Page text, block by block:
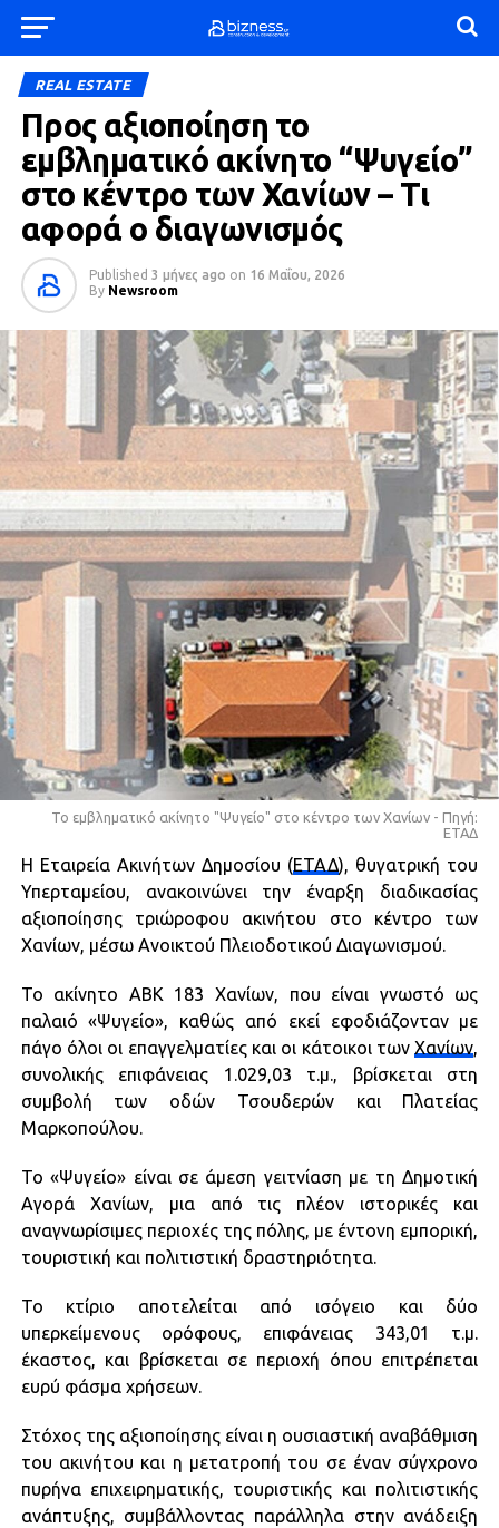
REAL ESTATE
Προς αξιοποίηση το
εμβληματικό ακίνητο “Ψυγείο”
στο κέντρο των Χανίων – Τι
αφορά ο διαγωνισμός
Published 3 μήνες ago on 16 Μαΐου, 2026
By Newsroom
Το εμβληματικό ακίνητο "Ψυγείο" στο κέντρο των Χανίων - Πηγή:
ΕΤΑΔ
H Εταιρεία Ακινήτων Δημοσίου (ΕΤΑΔ), θυγατρική του
Υπερταμείου, ανακοινώνει την έναρξη διαδικασίας
αξιοποίησης τριώροφου ακινήτου στο κέντρο των
Χανίων, μέσω Ανοικτού Πλειοδοτικού Διαγωνισμού.
Το ακίνητο ΑΒΚ 183 Χανίων, που είναι γνωστό ως
παλαιό «Ψυγείο», καθώς από εκεί εφοδιάζονταν με
πάγο όλοι οι επαγγελματίες και οι κάτοικοι τωνΧανίων,
συνολικής επιφάνειας 1.029,03 τ.μ., βρίσκεται στη
συμβολή των οδών Τσουδερών και Πλατείας
Μαρκοπούλου.
Το «Ψυγείο» είναι σε άμεση γειτνίαση με τη Δημοτική
Αγορά Χανίων, μια από τις πλέον ιστορικές και
αναγνωρίσιμες περιοχές της πόλης, με έντονη εμπορική,
τουριστική και πολιτιστική δραστηριότητα.
Το κτίριο αποτελείται από ισόγειο και δύο
υπερκείμενους ορόφους, επιφάνειας 343,01 τ.μ.
έκαστος, και βρίσκεται σε περιοχή όπου επιτρέπεται
ευρύ φάσμα χρήσεων.
Στόχος της αξιοποίησης είναι η ουσιαστική αναβάθμιση
του ακινήτου και η μετατροπή του σε έναν σύγχρονο
πυρήνα επιχειρηματικής, τουριστικής και πολιτιστικής
ανάπτυξης, συμβάλλοντας παράλληλα στην ανάδειξη